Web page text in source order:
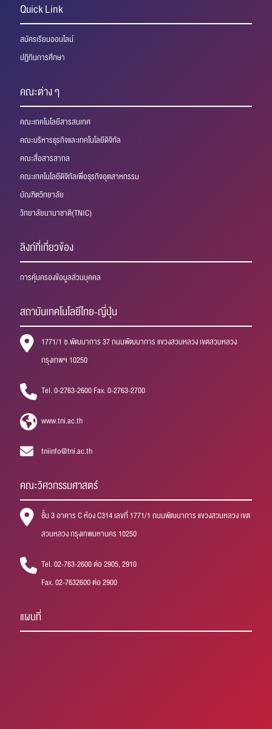
Quick Link
สมัครเรียนออนไลน์
ปฏิทินการศึกษา
คณะต่าง ๆ
คณะเทคโนโลยีสารสนเทศ
คณะบริหารธุรกิจและเทคโนโลยีดิจิทัล
คณะสื่อสารสากล
คณะเทคโนโลยีดิจิทัลเพื่อธุรกิจอุตสาหกรรม
บัณฑิตวิทยาลัย
วิทยาลัยนานาชาติ(TNIC)
ลิงก์ที่เกี่ยวข้อง
การคุ้มครองข้อมูลส่วนบุคคล
สถาบันเทคโนโลยีไทย-ญี่ปุ่น
1771/1 ซ.พัฒนาการ 37 ถนนพัฒนาการ แขวงสวนหลวง เขตสวนหลวง
กรุงเทพฯ 10250
Tel. 0-2763-2600 Fax. 0-2763-2700
www.tni.ac.th
tniinfo@tni.ac.th
คณะวิศวกรรมศาสตร์
ชั้น 3 อาคาร C ห้อง C314 เลขที่ 1771/1 ถนนพัฒนาการ แขวงสวนหลวง เขต
สวนหลวง กรุงเทพมหานคร 10250
Tel. 02-763-2600 ต่อ 2905, 2910
Fax. 02-7632600 ต่อ 2900
แผนที่